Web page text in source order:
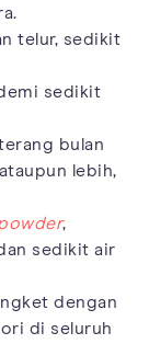
telur, sedikit
sedikit
bulan
lebih,
,
sedikit air
dengan
di seluruh